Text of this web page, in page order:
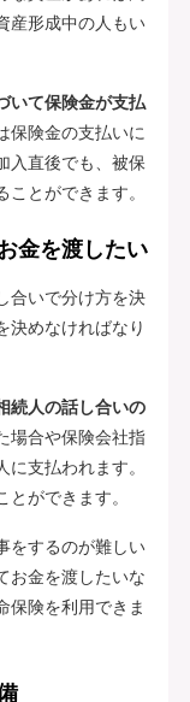
産形成中の人もい
いて保険金が支払
保険金の支払いに
入直後でも、被保
とができます。
金を渡したい
合いで分け方を決
決めなければなり
続人の話し合いの
場合や保険会社指
支払われます。
ができます。
をするのが難しい
お金を渡したいな
保険を利用できま